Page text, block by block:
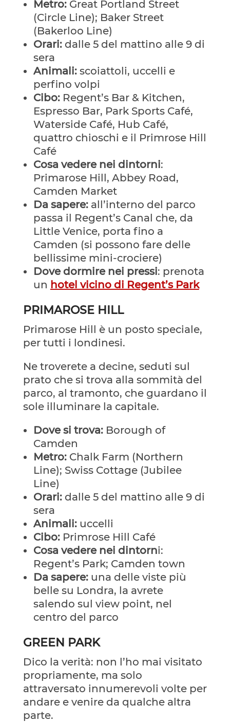
Metro: Great Portland Street
(Circle Line); Baker Street
(Bakerloo Line)
Orari: dalle 5 del mattino alle 9 di
sera
Animali: scoiattoli, uccelli e
perfino volpi
Cibo: Regent’s Bar & Kitchen,
Espresso Bar, Park Sports Café,
Waterside Café, Hub Café,
quattro chioschi e il Primrose Hill
Café
Cosa vedere nei dintorni:
Primarose Hill, Abbey Road,
Camden Market
Da sapere: all’interno del parco
passa il Regent’s Canal che, da
Little Venice, porta fino a
Camden (si possono fare delle
bellissime mini-crociere)
Dove dormire nei pressi: prenota
un hotel vicino di Regent’s Park
PRIMAROSE HILL
Primarose Hill è un posto speciale,
per tutti i londinesi.
Ne troverete a decine, seduti sul
prato che si trova alla sommità del
parco, al tramonto, che guardano il
sole illuminare la capitale.
Dove si trova: Borough of
Camden
Metro: Chalk Farm (Northern
Line); Swiss Cottage (Jubilee
Line)
Orari: dalle 5 del mattino alle 9 di
sera
Animali:uccelli
Cibo: Primrose Hill Café
Cosa vedere nei dintorni:
Regent’s Park; Camden town
Da sapere: una delle viste più
belle su Londra, la avrete
salendo sul view point, nel
centro del parco
GREEN PARK
Dico la verità: non l’ho mai visitato
propriamente, ma solo
attraversato innumerevoli volte per
andare e venire da qualche altra
parte.